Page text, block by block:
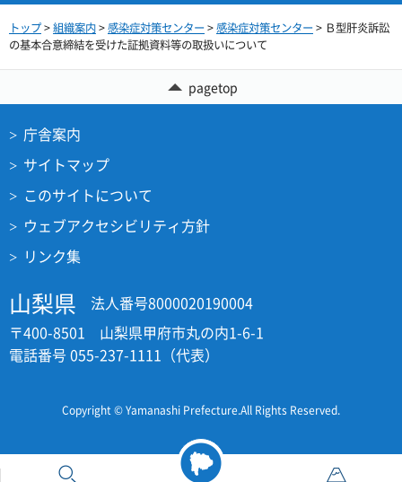
トップ>組織案内>感染症対策センター>感染症対策センター> Ｂ型肝炎訴訟
の基本合意締結を受けた証拠資料等の取扱いについて
pagetop
庁舎案内
サイトマップ
このサイトについて
ウェブアクセシビリティ方針
リンク集
山梨県
法人番号8000020190004
〒400-8501 山梨県甲府市丸の内1-6-1
電話番号 055-237-1111（代表）
Copyright © Yamanashi Prefecture.All Rights Reserved.